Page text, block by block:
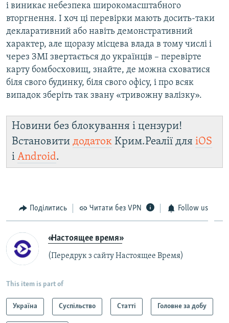
і виникає небезпека широкомасштабного
вторгнення. І хоч ці перевірки мають досить-таки
декларативний або навіть демонстративний
характер, але щоразу місцева влада в тому числі і
через ЗМІ звертається до українців – перевірте
карту бомбосховищ, знайте, де можна сховатися
біля свого будинку, біля свого офісу, і про всяк
випадок зберіть так звану «тривожну валізку».
Новини без блокування і цензури!
Встановити додаток Крим.Реалії для iOS
і Android.
Поділитись Читати без VPN Follow us
«Настоящее время»
(Передрук з сайту Настоящее Время)
This item is part of
Україна Суспільство Статті Головне за добу